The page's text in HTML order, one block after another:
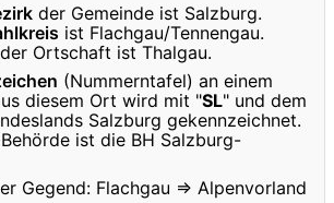
der Gemeinde ist Salzburg.
ist Flachgau/Tennengau.
der Ortschaft ist Thalgau.
(Nummerntafel) an einem
diesem Ort wird mit "SL" und dem
Salzburg gekennzeichnet.
ist die BH Salzburg-
Gegend: Flachgau ⇒ Alpenvorland